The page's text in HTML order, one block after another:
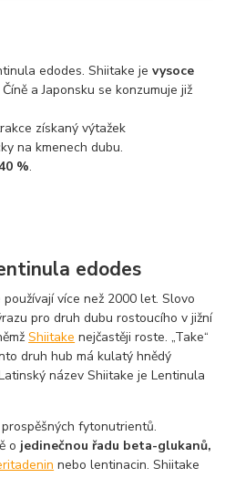
edodes. Shiitake jevysoce
a Japonsku se konzumuje již
získaný výtažek
na kmenech dubu.
%.
edodes
více než 2000 let. Slovo
pro druh dubu rostoucího v jižní
Shiitake nejčastěji roste. „Take“
druh hub má kulatý hnědý
název Shiitake je Lentinula
fytonutrientů.
o jedinečnou řadu beta-glukanů,
nebo lentinacin. Shiitake